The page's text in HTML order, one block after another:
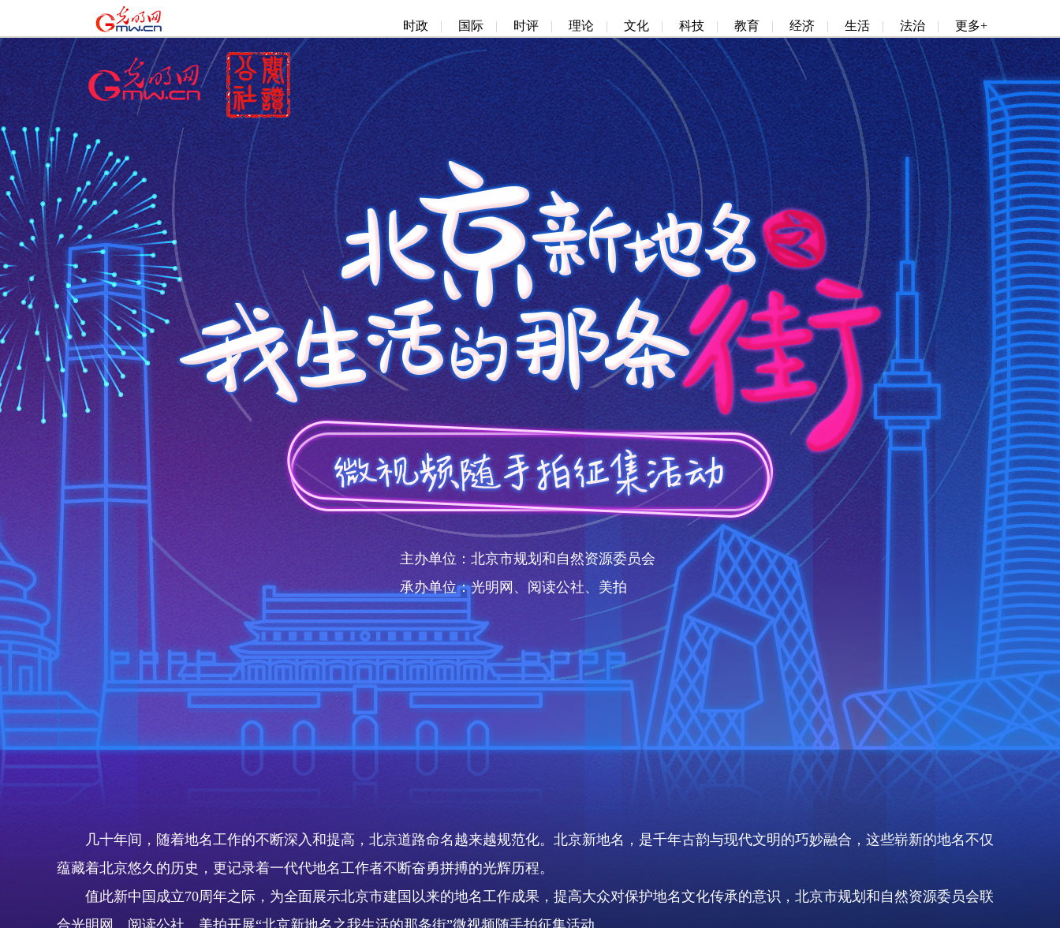
时政 | 国际 | 时评 | 理论 | 文化 | 科技 | 教育 | 经济 | 生活 | 法治 | 更多+
主办单位：北京市规划和自然资源委员会
承办单位：光明网、阅读公社、美拍
几十年间，随着地名工作的不断深入和提高，北京道路命名越来越规范化。北京新地名，是千年古韵与现代文明的巧妙融合，这些崭新的地名不仅
蕴藏着北京悠久的历史，更记录着一代代地名工作者不断奋勇拼搏的光辉历程。
值此新中国成立70周年之际，为全面展示北京市建国以来的地名工作成果，提高大众对保护地名文化传承的意识，北京市规划和自然资源委员会联
合光明网、阅读公社、美拍开展“北京新地名之我生活的那条街”微视频随手拍征集活动。